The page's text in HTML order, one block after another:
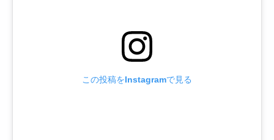
この投稿をInstagramで見る